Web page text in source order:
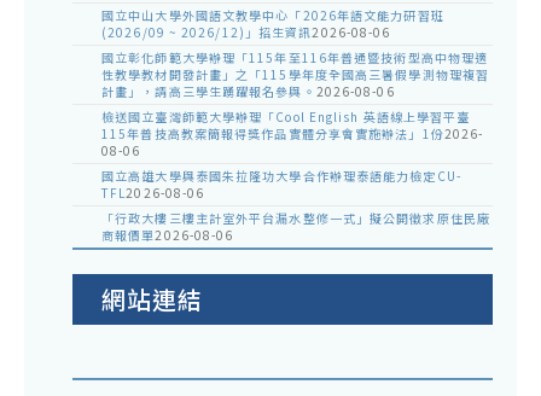
國立中山大學外國語文教學中心「2026年語文能力研習班
(2026/09 ~ 2026/12)」招生資訊2026-08-06
國立彰化師範大學辦理「115年至116年普通暨技術型高中物理適
性教學教材開發計畫」之「115學年度全國高三暑假學測物理複習
計畫」，請高三學生踴躍報名參與。 2026-08-06
檢送國立臺灣師範大學辦理「Cool English 英語線上學習平臺
115年普技高教案簡報得獎作品實體分享會實施辦法」1份2026-
08-06
國立高雄大學與泰國朱拉隆功大學合作辦理泰語能力檢定CU-
TFL2026-08-06
「行政大樓三樓主計室外平台漏水整修一式」擬公開徵求原住民廠
商報價單2026-08-06
網站連結